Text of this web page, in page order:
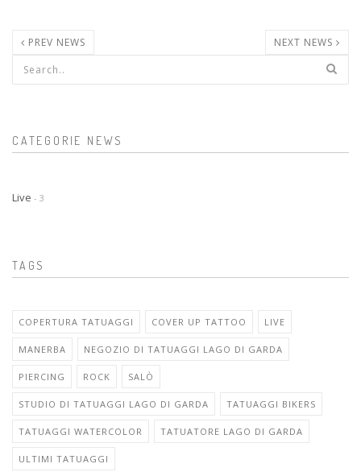
PREV NEWS NEXT NEWS
Form di ricerca
CATEGORIE NEWS
Live - 3
TAGS
COPERTURA TATUAGGI COVER UP TATTOO LIVE
MANERBA NEGOZIO DI TATUAGGI LAGO DI GARDA
PIERCING ROCK SALÒ
STUDIO DI TATUAGGI LAGO DI GARDA TATUAGGI BIKERS
TATUAGGI WATERCOLOR TATUATORE LAGO DI GARDA
ULTIMI TATUAGGI